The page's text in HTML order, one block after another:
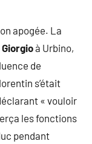
apogée. La
à Urbino,
de
s’était
« vouloir
les fonctions
pendant